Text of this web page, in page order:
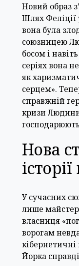
Новий образ
Шлях Феліції
вона була
союзницею
босом і
серіях вона
як
серцем».
справжній
кризи
Нова
У сучасних
лише
власниця
ворогам
Йорка